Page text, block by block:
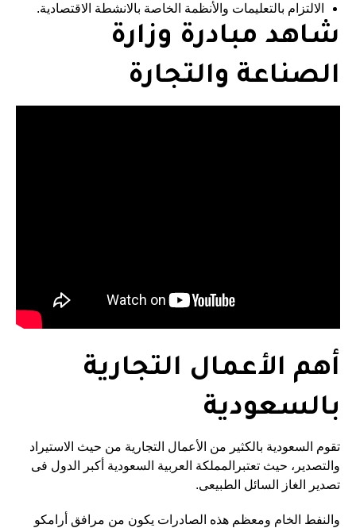
الالتزام بالتعليمات والأنظمة الخاصة بالانشطة الاقتصادية.
شاهد مبادرة وزارة
الصناعة والتجارة
أهم الأعمال التجارية
بالسعودية
تقوم السعودية بالكثير من الأعمال التجارية من حيث الاستيراد
والتصدير، حيث تعتبرالمملكة العربية السعودية أكبر الدول فى
تصدير الغاز السائل الطبيعى.
والنفط الخام ومعظم هذه الصادرات يكون من مرافق أرامكو